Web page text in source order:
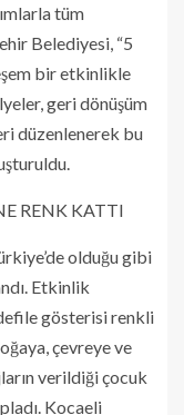
tüm
Belediyesi, “5
bir etkinlikle
geri dönüşüm
düzenlenerek bu
RENK KATTI
olduğu gibi
Etkinlik
gösterisi renkli
çevreye ve
verildiği çocuk
Kocaeli